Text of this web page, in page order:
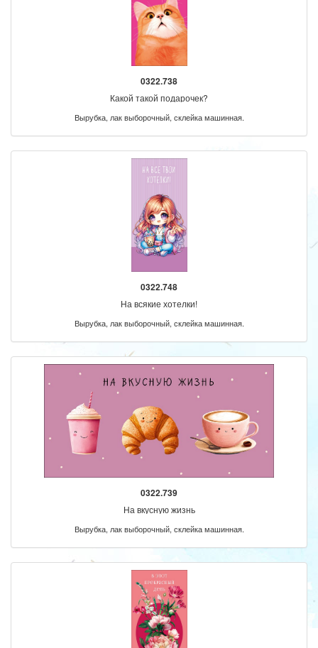
0322.738
Какой такой подарочек?
Вырубка, лак выборочный, склейка машинная.
0322.748
На всякие хотелки!
Вырубка, лак выборочный, склейка машинная.
0322.739
На вкусную жизнь
Вырубка, лак выборочный, склейка машинная.